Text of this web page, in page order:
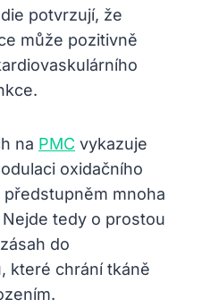
potvrzují, že
může pozitivně
na PMC vykazuje
oxidačního
mnoha
tedy o prostou
do
které chrání tkáně